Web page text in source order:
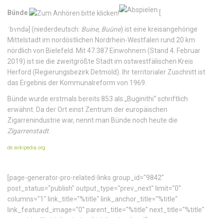
Bünde
ˈbʏndə (niederdeutsch: Buine, Buüne) ist eine kreisangehörige
Mittelstadt im nordöstlichen Nordrhein-Westfalen rund 20 km
nördlich von Bielefeld. Mit 47.387 Einwohnern (Stand 4. Februar
2019) ist sie die zweitgrößte Stadt im ostwestfälischen Kreis
Herford (Regierungsbezirk Detmold). Ihr territorialer Zuschnitt ist
das Ergebnis der Kommunalreform von 1969.
Bünde wurde erstmals bereits 853 als „Buginithi“ schriftlich
erwähnt. Da der Ort einst Zentrum der europäischen
Zigarrenindustrie war, nennt man Bünde noch heute die
Zigarrenstadt.
de.wikipedia.org
[page-generator-pro-related-links group_id="9842"
post_status="publish" output_type="prev_next" limit="0"
columns="1" link_title="%title" link_anchor_title="%title"
link_featured_image="0" parent_title="%title" next_title="%title"